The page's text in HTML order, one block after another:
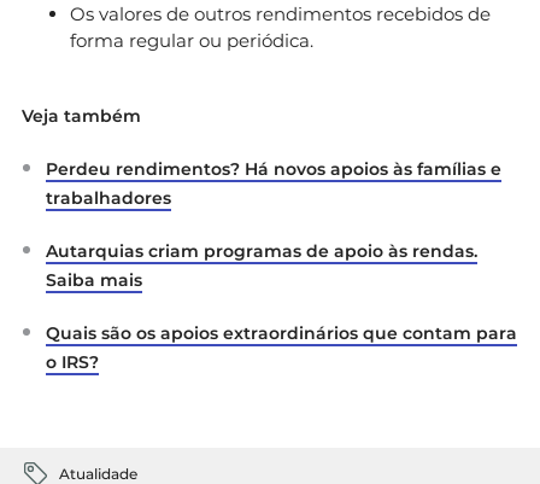
Os valores de outros rendimentos recebidos de
forma regular ou periódica.
Veja também
Perdeu rendimentos? Há novos apoios às famílias e
trabalhadores
Autarquias criam programas de apoio às rendas.
Saiba mais
Quais são os apoios extraordinários que contam para
o IRS?
Atualidade